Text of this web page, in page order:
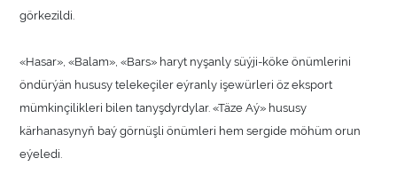
görkezildi.
«Hasar», «Balam», «Bars» haryt nyşanly süýji-köke önümlerini
öndürýän hususy telekeçiler eýranly işewürleri öz eksport
mümkinçilikleri bilen tanyşdyrdylar. «Täze Aý» hususy
kärhanasynyň baý görnüşli önümleri hem sergide möhüm orun
eýeledi.